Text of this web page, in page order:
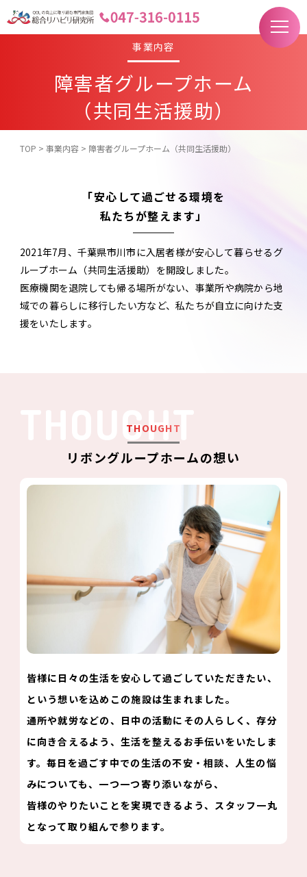
事業内容
障害者グループホーム
（共同生活援助）
TOP > 事業内容> 障害者グループホーム（共同生活援助）
「安心して過ごせる環境を
私たちが整えます」
2021年7月、千葉県市川市に入居者様が安心して暮らせるグ
ループホーム（共同生活援助）を開設しました。
医療機関を退院しても帰る場所がない、事業所や病院から地
域での暮らしに移行したい方など、私たちが自立に向けた支
援をいたします。
THOUGHT
リボングループホームの想い
皆様に日々の生活を安心して過ごしていただきたい、
という想いを込めこの施設は生まれました。
通所や就労などの、日中の活動にその人らしく、存分
に向き合えるよう、生活を整えるお手伝いをいたしま
す。毎日を過ごす中での生活の不安・相談、人生の悩
みについても、一つ一つ寄り添いながら、
皆様のやりたいことを実現できるよう、スタッフ一丸
となって取り組んで参ります。